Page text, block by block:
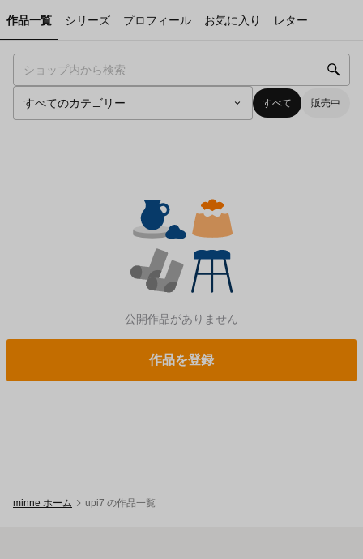
作品一覧 シリーズ プロフィール お気に入り レター
すべて 販売中
公開作品がありません
作品を登録
minne ホーム upi7 の作品一覧